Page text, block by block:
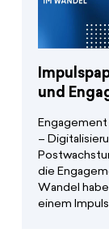
und
–
die
Wandel
einem